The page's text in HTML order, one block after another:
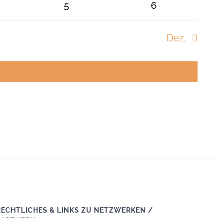
0
Veranstaltungen
5
0
6
Dez.
& LINKS ZU NETZWERKEN /